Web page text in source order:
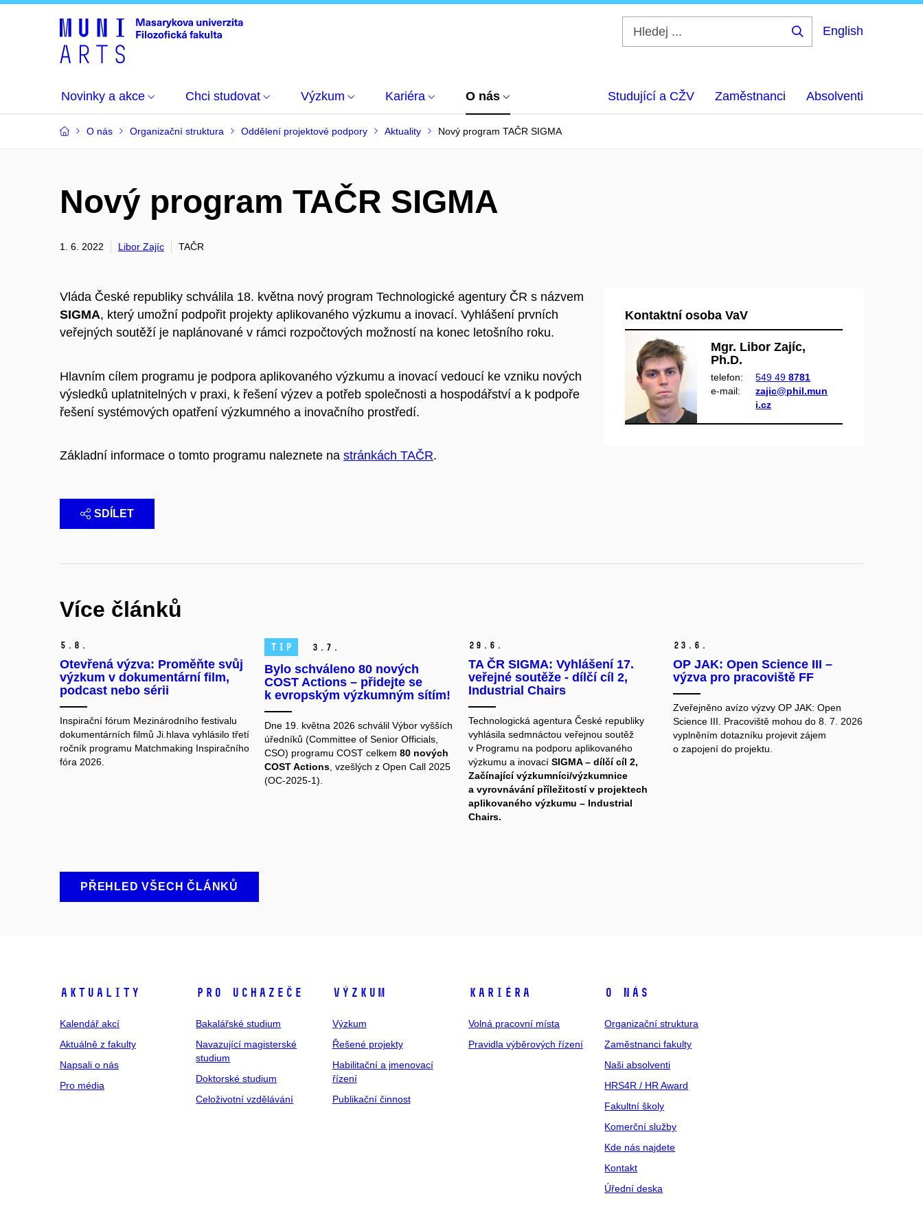
English
Novinky a akce Chci studovat Výzkum Kariéra O nás Studující a CŽV Zaměstnanci Absolventi
O nás Organizační struktura Oddělení projektové podpory Aktuality Nový program TAČR SIGMA
Nový program TAČR SIGMA
1. 6. 2022 Libor Zajíc TAČR
Vláda České republiky schválila 18. května nový program Technologické agentury ČR s názvem
SIGMA, který umožní podpořit projekty aplikovaného výzkumu a inovací. Vyhlášení prvních
veřejných soutěží je naplánované v rámci rozpočtových možností na konec letošního roku.
Hlavním cílem programu je podpora aplikovaného výzkumu a inovací vedoucí ke vzniku nových
výsledků uplatnitelných v praxi, k řešení výzev a potřeb společnosti a hospodářství a k podpoře
řešení systémových opatření výzkumného a inovačního prostředí.
Základní informace o tomto programu naleznete na stránkách TAČR.
SDÍLET
Kontaktní osoba VaV
Mgr. Libor Zajíc,
Ph.D.
telefon: 549 498781
e‑mail:
zajic@phil.mun
i.cz
Více článků
5. 8.
Otevřená výzva: Proměňte svůj
výzkum v dokumentární film,
podcast nebo sérii
Inspirační fórum Mezinárodního festivalu
dokumentárních filmů Ji.hlava vyhlásilo třetí
ročník programu Matchmaking Inspiračního
fóra 2026.
TIP 3. 7.
Bylo schváleno 80 nových
COST Actions – přidejte se
k evropským výzkumným sítím!
Dne 19. května 2026 schválil Výbor vyšších
úředníků (Committee of Senior Officials,
CSO) programu COST celkem 80 nových
COST Actions, vzešlých z Open Call 2025
(OC-2025-1).
29. 6.
TA ČR SIGMA: Vyhlášení 17.
veřejné soutěže - dílčí cíl 2,
Industrial Chairs
Technologická agentura České republiky
vyhlásila sedmnáctou veřejnou soutěž
v Programu na podporu aplikovaného
výzkumu a inovací SIGMA – dílčí cíl 2,
Začínající výzkumníci/výzkumnice
a vyrovnávání příležitostí v projektech
aplikovaného výzkumu – Industrial
Chairs.
23. 6.
OP JAK: Open Science III –
výzva pro pracoviště FF
Zveřejněno avízo výzvy OP JAK: Open
Science III. Pracoviště mohou do 8. 7. 2026
vyplněním dotazníku projevit zájem
o zapojení do projektu.
PŘEHLED VŠECH ČLÁNKŮ
Aktuality
Kalendář akcí
Aktuálně z fakulty
Napsali o nás
Pro média
Pro uchazeče
Bakalářské studium
Navazující magisterské
studium
Doktorské studium
Celoživotní vzdělávání
Výzkum
Výzkum
Řešené projekty
Habilitační a jmenovací
řízení
Publikační činnost
Kariéra
Volná pracovní místa
Pravidla výběrových řízení
O nás
Organizační struktura
Zaměstnanci fakulty
Naši absolventi
HRS4R / HR Award
Fakultní školy
Komerční služby
Kde nás najdete
Kontakt
Úřední deska